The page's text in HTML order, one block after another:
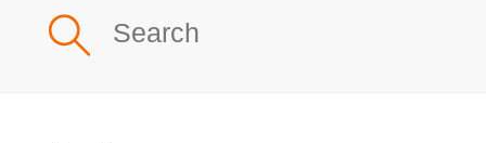
公司簡介